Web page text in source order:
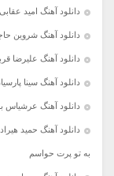
دانلود آهنگ امید
دانلود آهنگ شروین
دانلود آهنگ علیرضا
دانلود آهنگ سینا
دانلود آهنگ عرشیاس
دانلود آهنگ حمید
به تو پرت حواسم